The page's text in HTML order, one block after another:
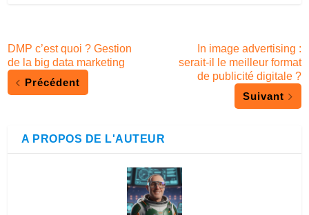
DMP c’est quoi ? Gestion
de la big data marketing
Précédent
In image advertising :
serait-il le meilleur format
de publicité digitale ?
Suivant
A PROPOS DE L'AUTEUR